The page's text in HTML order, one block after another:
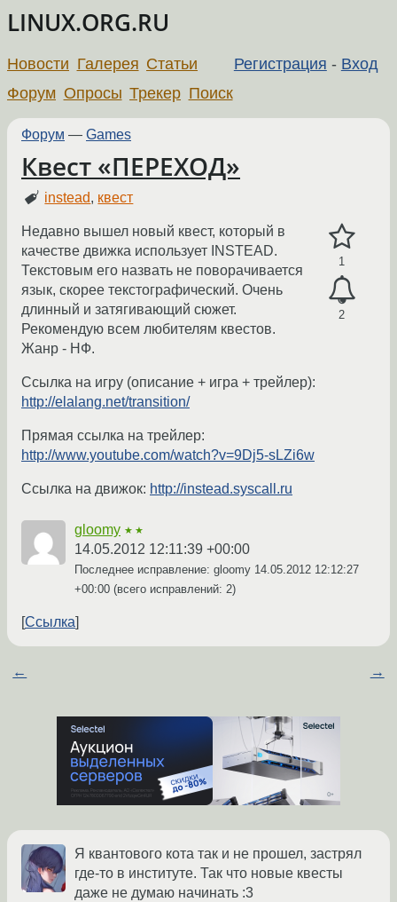
LINUX.ORG.RU
Регистрация - Вход
Новости Галерея Статьи
Форум Опросы Трекер Поиск
Форум — Games
Квест «ПЕРЕХОД»
instead, квест
1
2
Недавно вышел новый квест, который в
качестве движка использует INSTEAD.
Текстовым его назвать не поворачивается
язык, скорее текстографический. Очень
длинный и затягивающий сюжет.
Рекомендую всем любителям квестов.
Жанр - НФ.
Ссылка на игру (описание + игра + трейлер):
http://elalang.net/transition/
Прямая ссылка на трейлер:
http://www.youtube.com/watch?v=9Dj5-sLZi6w
Ссылка на движок: http://instead.syscall.ru
gloomy ★★
14.05.2012 12:11:39 +00:00
Последнее исправление: gloomy 14.05.2012 12:12:27
+00:00 (всего исправлений: 2)
Ссылка
← →
Я квантового кота так и не прошел, застрял
где-то в институте. Так что новые квесты
даже не думаю начинать :3